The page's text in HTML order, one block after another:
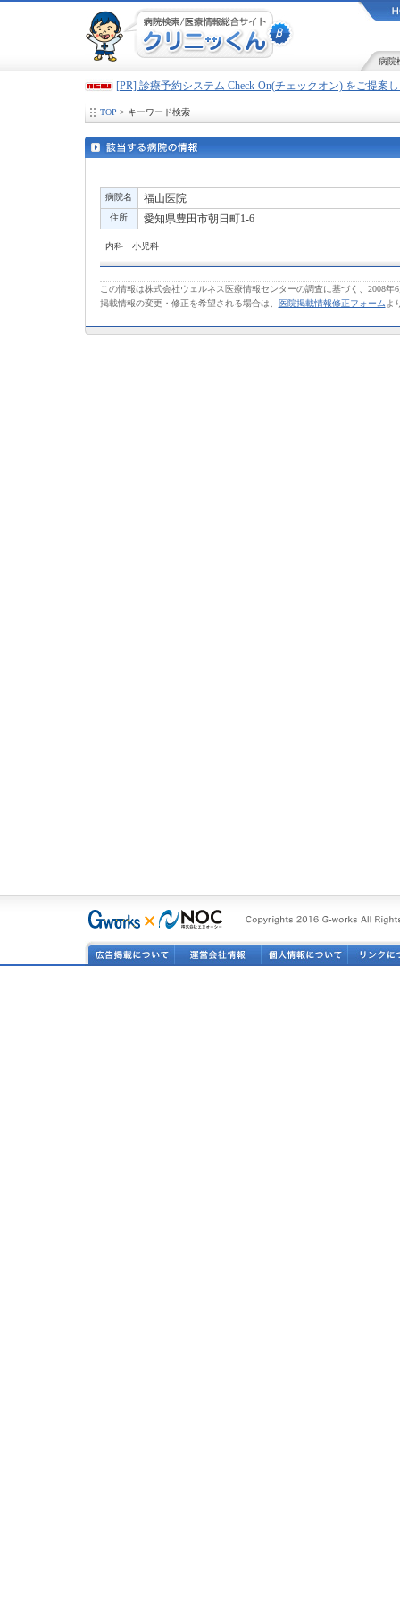
病院
[PR] 診療予約システム Check-On(チェックオン) をご提案
TOP > キーワード検索
病院名 福山医院
住所 愛知県豊田市朝日町1-6
内科 小児科
この情報は株式会社ウェルネス医療情報センターの調査に基づく、2008年
掲載情報の変更・修正を希望される場合は、
医院掲載情報修正フォーム よ